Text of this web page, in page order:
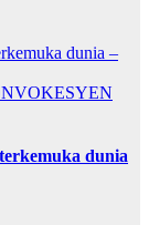
dunia